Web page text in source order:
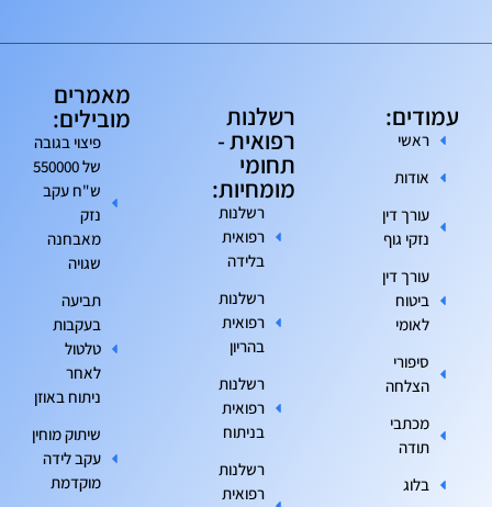
עמודים:
ראשי
אודות
עורך דין
נזקי גוף
עורך דין
ביטוח
לאומי
סיפורי
הצלחה
מכתבי
תודה
בלוג
רשלנות
רפואית -
תחומי
מומחיות:
רשלנות
רפואית
בלידה
רשלנות
רפואית
בהריון
רשלנות
רפואית
בניתוח
רשלנות
רפואית
מאמרים
מובילים:
פיצוי בגובה
של 550000
ש"ח עקב
נזק
מאבחנה
שגויה
תביעה
בעקבות
טלטול
לאחר
ניתוח באוזן
שיתוק מוחין
עקב לידה
מוקדמת